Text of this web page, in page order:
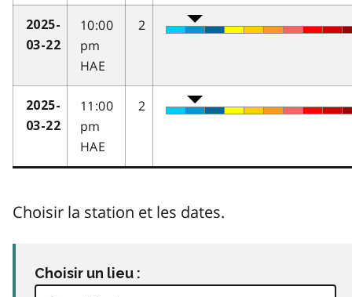
2025-
03-22
10:00
pm
HAE
2
2025-
03-22
11:00
pm
HAE
2
Choisir la station et les dates.
Choisir un lieu :